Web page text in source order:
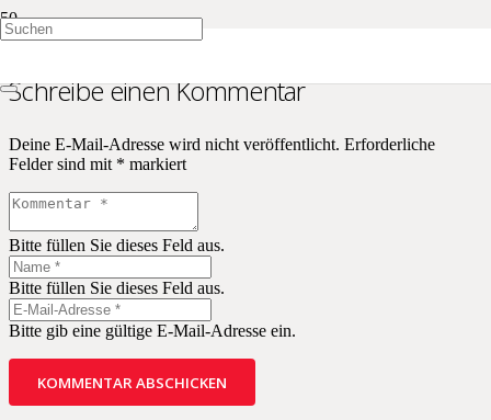
Schreibe einen Kommentar
Deine E-Mail-Adresse wird nicht veröffentlicht. Erforderliche
Felder sind mit * markiert
Bitte füllen Sie dieses Feld aus.
Bitte füllen Sie dieses Feld aus.
Bitte gib eine gültige E-Mail-Adresse ein.
KOMMENTAR ABSCHICKEN